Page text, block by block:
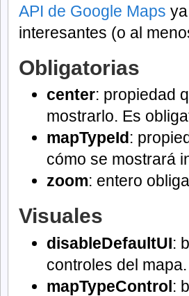
API de Google Maps
interesantes (o al
Obligatorias
center: propiedad
mostrarlo. Es
mapTypeId :
cómo se mostrará
zoom: entero
Visuales
disableDefaultUI:
controles del
mapTypeControl: